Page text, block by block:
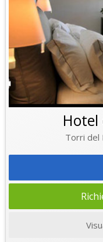
Hotel
Torri del